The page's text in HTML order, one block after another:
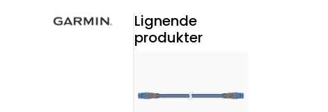
Lignende
produkter